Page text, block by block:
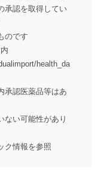
承認を取得してい
のです
health_da
承認医薬品等はあ
ない可能性があり
ク情報を参照